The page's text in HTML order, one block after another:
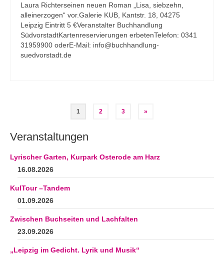
Laura Richterseinen neuen Roman „Lisa, siebzehn,
alleinerzogen“ vor.Galerie KUB, Kantstr. 18, 04275
Leipzig Eintritt 5 €Veranstalter Buchhandlung
SüdvorstadtKartenreservierungen erbetenTelefon: 0341
31959900 oderE-Mail: info@buchhandlung-
suedvorstadt.de
Seitennummerierung
der
Beiträge
1 2 3 »
Veranstaltungen
Lyrischer Garten, Kurpark Osterode am Harz
16.08.2026
KulTour –Tandem
01.09.2026
Zwischen Buchseiten und Lachfalten
23.09.2026
„Leipzig im Gedicht. Lyrik und Musik“